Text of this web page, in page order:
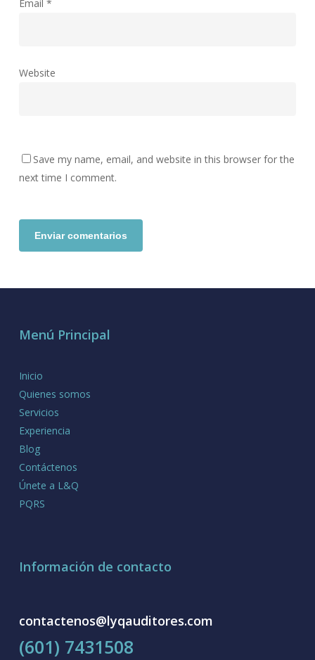
Email *
Website
Save my name, email, and website in this browser for the
next time I comment.
Menú Principal
Inicio
Quienes somos
Servicios
Experiencia
Blog
Contáctenos
Únete a L&Q
PQRS
Información de contacto
contactenos@lyqauditores.com
(601) 7431508